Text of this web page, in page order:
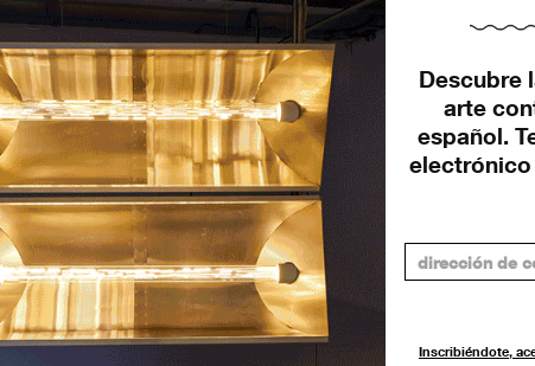
Descubre
arte
español.
electrónico
Inscribiéndote,
inspiradas en la moda, la arquitectura y la
arriesgadas y poco convencionales, lo que
a figuras como Lady Gaga o Gigi
iniciativas de gran envergadura, como la
por el artista español Alejandro
por un lenguaje pulido, fresco y original. Su
la exploración de la naturaleza y su
El estudio ha colaborado con marcas de
y sus proyectos han sido
de interiorismo de España.